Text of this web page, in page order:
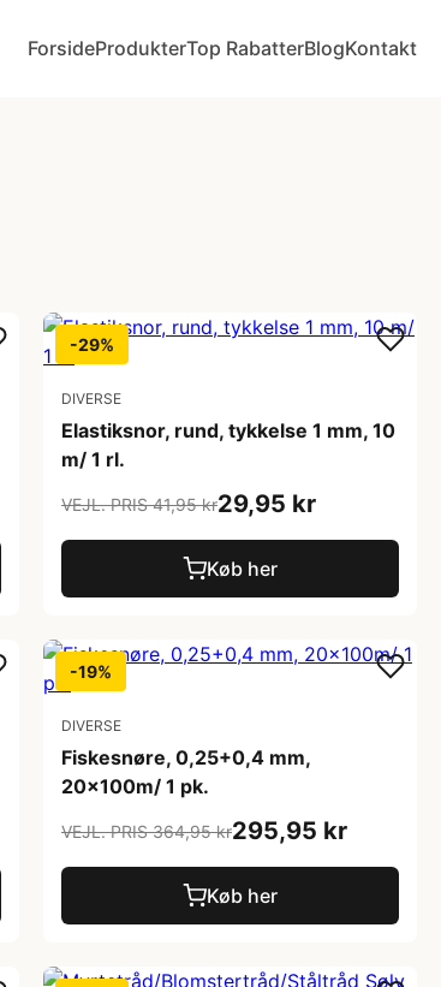
ForsideProdukterTop RabatterBlogKontakt
-29%
DIVERSE
Elastiksnor, rund, tykkelse 1 mm, 10
m/ 1 rl.
VEJL. PRIS 41,95 kr29,95 kr
Køb her
-19%
DIVERSE
Fiskesnøre, 0,25+0,4 mm,
20x100m/ 1 pk.
VEJL. PRIS 364,95 kr295,95 kr
Køb her